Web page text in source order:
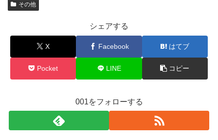
その他
シェアする
X Facebook はてブ
Pocket LINE コピー
001をフォローする